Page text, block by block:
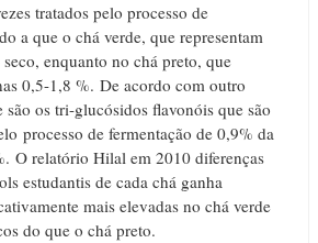
tratados pelo processo de
a que o chá verde, que representam
enquanto no chá preto, que
0,5-1,8 %. De acordo com outro
são os tri-glucósidos flavonóis que são
processo de fermentação de 0,9% da
O relatório Hilal em 2010 diferenças
estudantis de cada chá ganha
mais elevadas no chá verde
do que o chá preto.